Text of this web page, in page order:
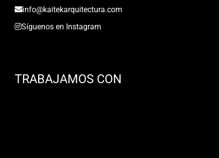
info@kaitekarquitectura.com
Síguenos en Instagram
TRABAJAMOS CON